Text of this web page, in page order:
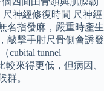
尺神經修復時間 尺神經
名指發麻，嚴重時產生
敲擊手肘尺骨側會誘發
cubital tunnel
較來得更低，但病因、
群。